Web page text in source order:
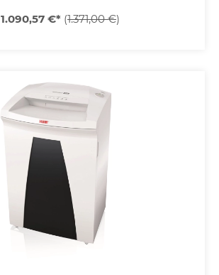
1.090,57 €* (1.371,00 €)